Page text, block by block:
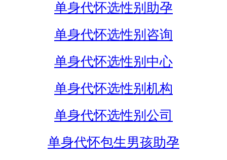
单身代怀选性别助孕
单身代怀选性别咨询
单身代怀选性别中心
单身代怀选性别机构
单身代怀选性别公司
单身代怀包生男孩助孕